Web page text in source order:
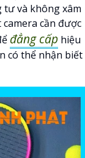
tư và không xâm
cần được
đẳng cấp hiệu
có thể nhận biết